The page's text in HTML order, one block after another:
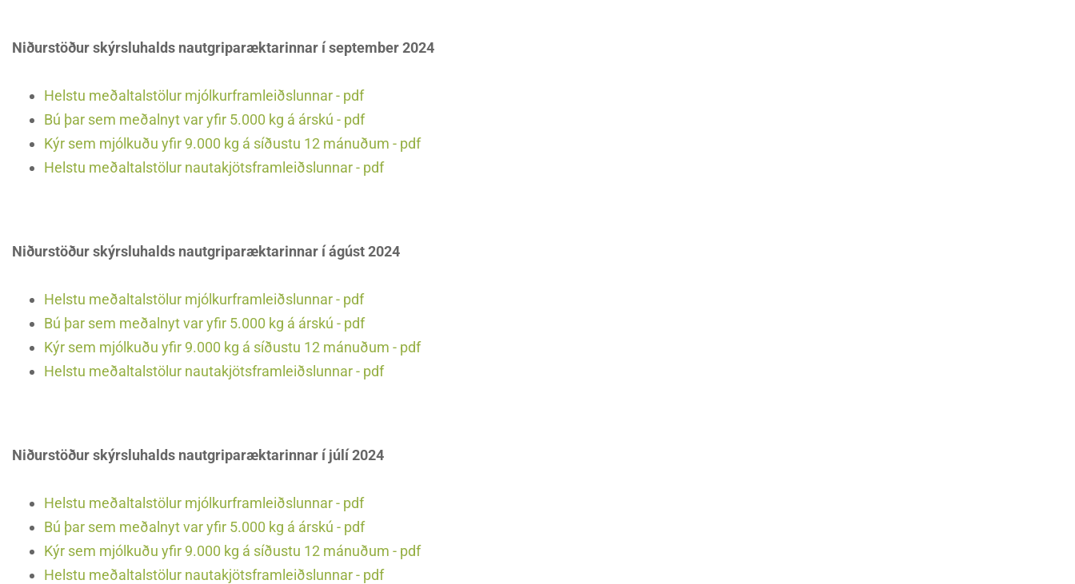
Niðurstöður skýrsluhalds nautgriparæktarinnar í september 2024
Helstu meðaltalstölur mjólkurframleiðslunnar - pdf
Bú þar sem meðalnyt var yfir 5.000 kg á árskú - pdf
Kýr sem mjólkuðu yfir 9.000 kg á síðustu 12 mánuðum - pdf
Helstu meðaltalstölur nautakjötsframleiðslunnar - pdf
Niðurstöður skýrsluhalds nautgriparæktarinnar í ágúst 2024
Helstu meðaltalstölur mjólkurframleiðslunnar - pdf
Bú þar sem meðalnyt var yfir 5.000 kg á árskú - pdf
Kýr sem mjólkuðu yfir 9.000 kg á síðustu 12 mánuðum - pdf
Helstu meðaltalstölur nautakjötsframleiðslunnar - pdf
Niðurstöður skýrsluhalds nautgriparæktarinnar í júlí 2024
Helstu meðaltalstölur mjólkurframleiðslunnar - pdf
Bú þar sem meðalnyt var yfir 5.000 kg á árskú - pdf
Kýr sem mjólkuðu yfir 9.000 kg á síðustu 12 mánuðum - pdf
Helstu meðaltalstölur nautakjötsframleiðslunnar - pdf